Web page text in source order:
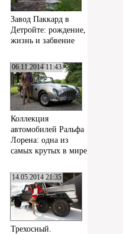
Завод Паккард в
Детройте: рождение,
жизнь и забвение
06.11.2014 11:43
Коллекция
автомобилей Ральфа
Лорена: одна из
самых крутых в мире
14.05.2014 21:35
Трехосный.